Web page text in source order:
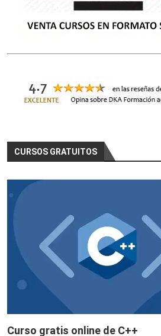
CURSOS GRATUITOS
Curso gratis online de C++